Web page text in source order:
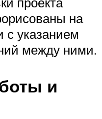
на
с указанием
между ними.
и